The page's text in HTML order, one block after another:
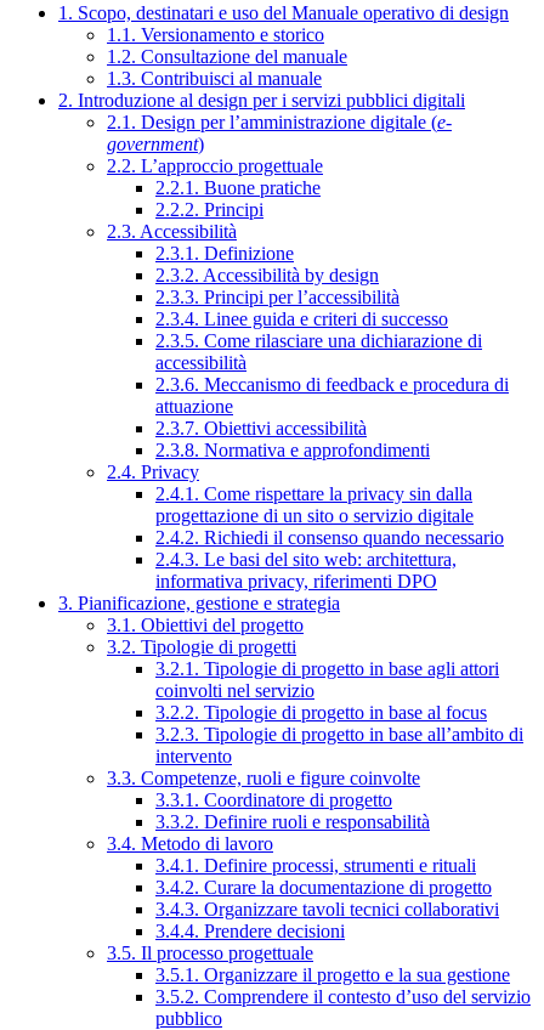
1. Scopo, destinatari e uso del Manuale operativo di design
1.1. Versionamento e storico
1.2. Consultazione del manuale
1.3. Contribuisci al manuale
2. Introduzione al design per i servizi pubblici digitali
2.1. Design per l’amministrazione digitale (e-
government)
2.2. L’approccio progettuale
2.2.1. Buone pratiche
2.2.2. Principi
2.3. Accessibilità
2.3.1. Definizione
2.3.2. Accessibilità by design
2.3.3. Principi per l’accessibilità
2.3.4. Linee guida e criteri di successo
2.3.5. Come rilasciare una dichiarazione di
accessibilità
2.3.6. Meccanismo di feedback e procedura di
attuazione
2.3.7. Obiettivi accessibilità
2.3.8. Normativa e approfondimenti
2.4. Privacy
2.4.1. Come rispettare la privacy sin dalla
progettazione di un sito o servizio digitale
2.4.2. Richiedi il consenso quando necessario
2.4.3. Le basi del sito web: architettura,
informativa privacy, riferimenti DPO
3. Pianificazione, gestione e strategia
3.1. Obiettivi del progetto
3.2. Tipologie di progetti
3.2.1. Tipologie di progetto in base agli attori
coinvolti nel servizio
3.2.2. Tipologie di progetto in base al focus
3.2.3. Tipologie di progetto in base all’ambito di
intervento
3.3. Competenze, ruoli e figure coinvolte
3.3.1. Coordinatore di progetto
3.3.2. Definire ruoli e responsabilità
3.4. Metodo di lavoro
3.4.1. Definire processi, strumenti e rituali
3.4.2. Curare la documentazione di progetto
3.4.3. Organizzare tavoli tecnici collaborativi
3.4.4. Prendere decisioni
3.5. Il processo progettuale
3.5.1. Organizzare il progetto e la sua gestione
3.5.2. Comprendere il contesto d’uso del servizio
pubblico